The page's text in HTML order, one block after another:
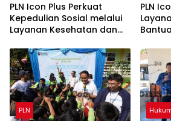
PLN Icon Plus Perkuat
Kepedulian Sosial melalui
Layanan Kesehatan dan
bagi Lansia di Malang
PLN
Malang
PLN